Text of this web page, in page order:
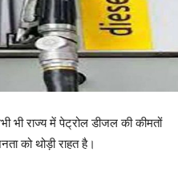
भी राज्‍य में पेट्रोल डीजल की कीमतों
को थोड़ी राहत है।